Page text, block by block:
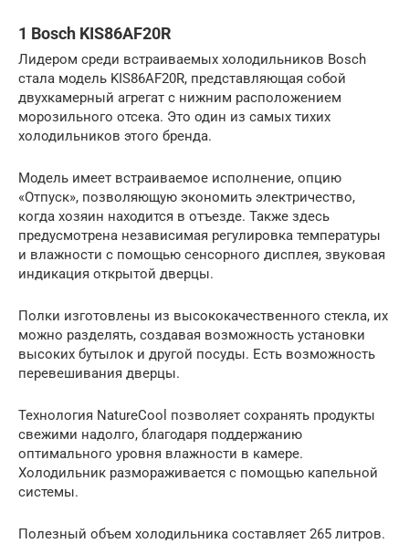
1 Bosch KIS86AF20R
Лидером среди встраиваемых холодильников Bosch
стала модель KIS86AF20R, представляющая собой
двухкамерный агрегат с нижним расположением
морозильного отсека. Это один из самых тихих
холодильников этого бренда.
Модель имеет встраиваемое исполнение, опцию
«Отпуск», позволяющую экономить электричество,
когда хозяин находится в отъезде. Также здесь
предусмотрена независимая регулировка температуры
и влажности с помощью сенсорного дисплея, звуковая
индикация открытой дверцы.
Полки изготовлены из высококачественного стекла, их
можно разделять, создавая возможность установки
высоких бутылок и другой посуды. Есть возможность
перевешивания дверцы.
Технология NatureCool позволяет сохранять продукты
свежими надолго, благодаря поддержанию
оптимального уровня влажности в камере.
Холодильник размораживается с помощью капельной
системы.
Полезный объем холодильника составляет 265 литров.